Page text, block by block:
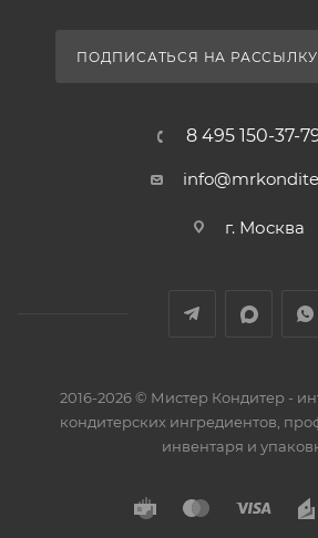
ПОДПИСАТЬСЯ НА РАССЫЛКУ
8 495 150-37-
г. Москва
2016-2026 © Мистер Кондитер -
кондитерских ингредиентов,
инвентаря и